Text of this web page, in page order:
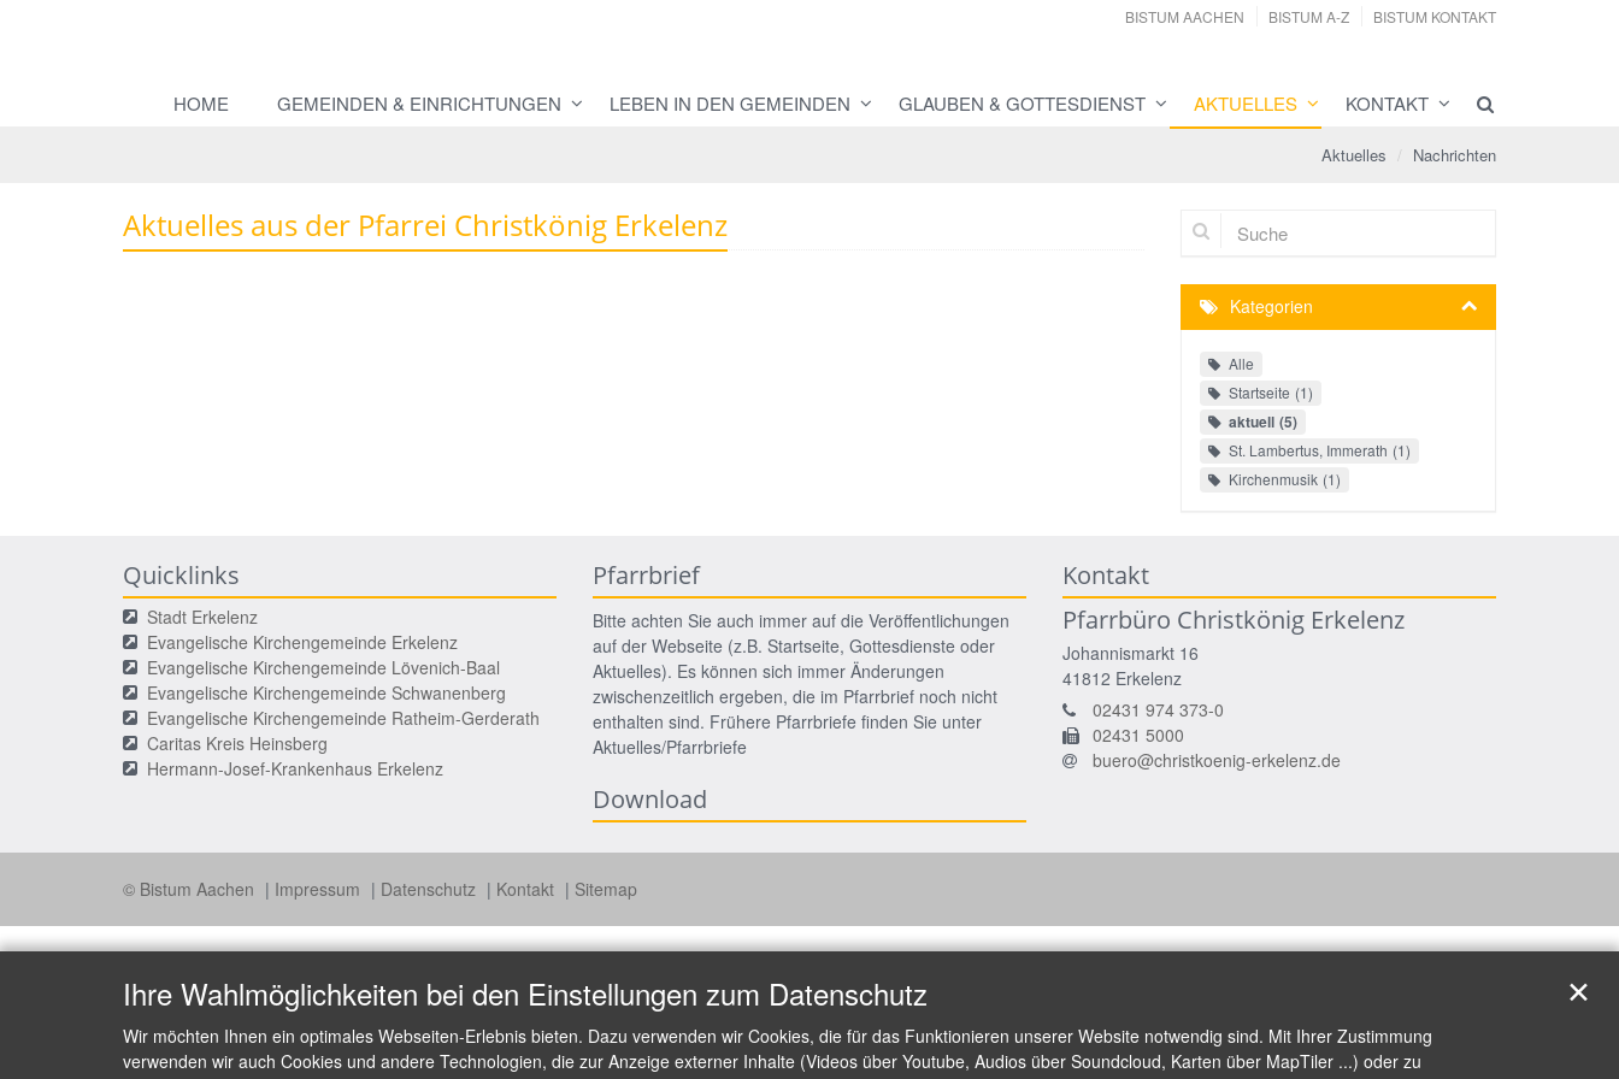
BISTUM AACHEN BISTUM A-Z BISTUM KONTAKT
HOME GEMEINDEN & EINRICHTUNGEN LEBEN IN DEN GEMEINDEN GLAUBEN & GOTTESDIENST AKTUELLES KONTAKT
Aktuelles Nachrichten
Aktuelles aus der Pfarrei Christkönig Erkelenz Suche
Kategorien
Alle
Startseite 1
aktuell 5
St. Lambertus, Immerath 1
Kirchenmusik 1
Quicklinks
Stadt Erkelenz
Evangelische Kirchengemeinde Erkelenz
Evangelische Kirchengemeinde Lövenich-Baal
Evangelische Kirchengemeinde Schwanenberg
Evangelische Kirchengemeinde Ratheim-Gerderath
Caritas Kreis Heinsberg
Hermann-Josef-Krankenhaus Erkelenz
Pfarrbrief
Bitte achten Sie auch immer auf die Veröffentlichungen
auf der Webseite (z.B. Startseite, Gottesdienste oder
Aktuelles). Es können sich immer Änderungen
zwischenzeitlich ergeben, die im Pfarrbrief noch nicht
enthalten sind. Frühere Pfarrbriefe finden Sie unter
Aktuelles/Pfarrbriefe
Download
Kontakt
Pfarrbüro Christkönig Erkelenz
Johannismarkt 16
41812 Erkelenz
02431 974 373-0
02431 5000
buero@christkoenig-erkelenz.de
© Bistum Aachen Impressum Datenschutz Kontakt Sitemap
Ihre Wahlmöglichkeiten bei den Einstellungen zum Datenschutz
Wir möchten Ihnen ein optimales Webseiten-Erlebnis bieten. Dazu verwenden wir Cookies, die für das Funktionieren unserer Website notwendig sind. Mit Ihrer Zustimmung
verwenden wir auch Cookies und andere Technologien, die zur Anzeige externer Inhalte (Videos über Youtube, Audios über Soundcloud, Karten über MapTiler ...) oder zu
✕